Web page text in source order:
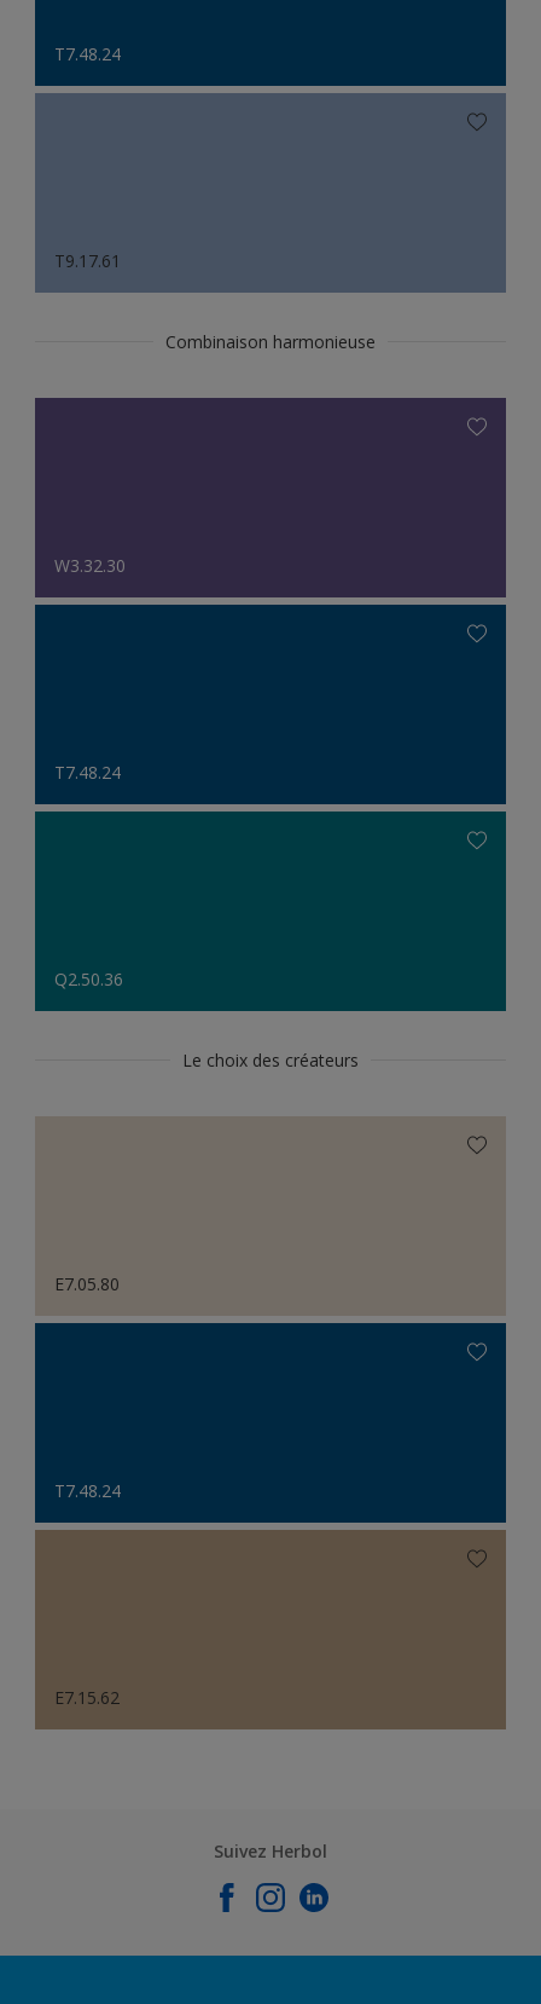
T7.48.24
T9.17.61
Combinaison harmonieuse
W3.32.30
T7.48.24
Q2.50.36
Le choix des créateurs
E7.05.80
T7.48.24
E7.15.62
Suivez Herbol